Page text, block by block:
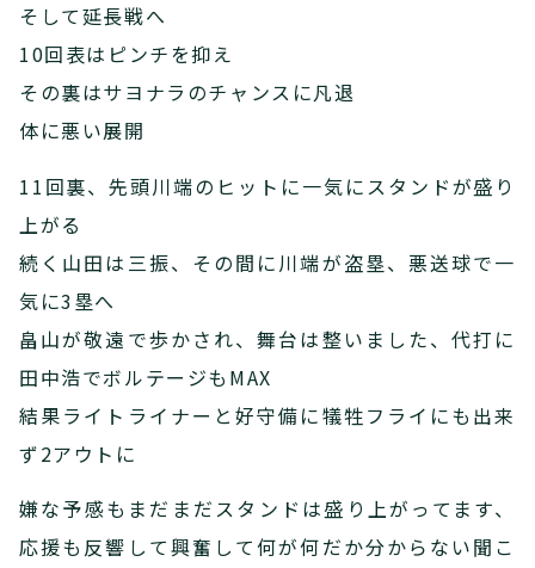
そして延長戦へ
10回表はピンチを抑え
その裏はサヨナラのチャンスに凡退
体に悪い展開
11回裏、先頭川端のヒットに一気にスタンドが盛り
上がる
続く山田は三振、その間に川端が盗塁、悪送球で一
気に3塁へ
畠山が敬遠で歩かされ、舞台は整いました、代打に
田中浩でボルテージもMAX
結果ライトライナーと好守備に犠牲フライにも出来
ず2アウトに
嫌な予感もまだまだスタンドは盛り上がってます、
応援も反響して興奮して何が何だか分からない聞こ